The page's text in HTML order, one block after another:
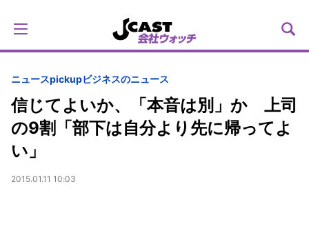
ニュースpickupビジネスのニュース
信じてよいか、「本音は別」か 上司
の9割「部下は自分より先に帰ってよ
い」
2015.01.11 10:03